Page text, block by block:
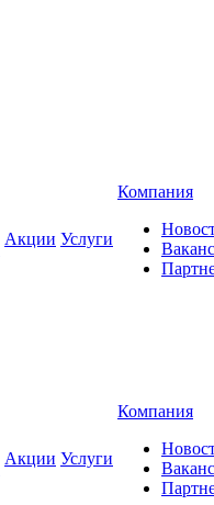
Акции Услуги
Компания
Акции Услуги
Компания